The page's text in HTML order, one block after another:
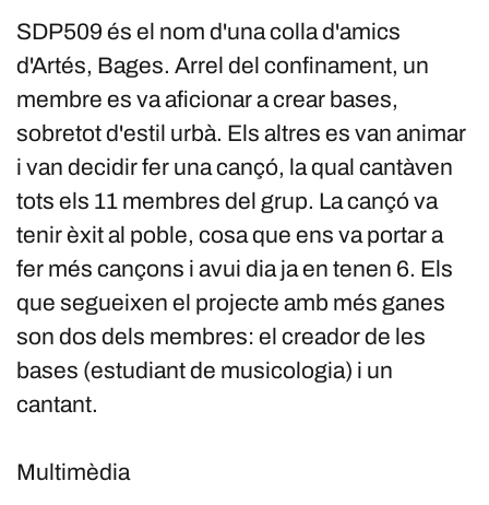
SDP509 és el nom d'una colla d'amics
d'Artés, Bages. Arrel del confinament, un
membre es va aficionar a crear bases,
sobretot d'estil urbà. Els altres es van animar
i van decidir fer una cançó, la qual cantàven
tots els 11 membres del grup. La cançó va
tenir èxit al poble, cosa que ens va portar a
fer més cançons i avui dia ja en tenen 6. Els
que segueixen el projecte amb més ganes
son dos dels membres: el creador de les
bases (estudiant de musicologia) i un
cantant.
Multimèdia